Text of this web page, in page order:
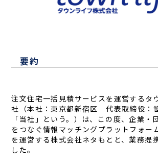
要約
注文住宅一括見積サービスを運営するタ
社（本社：東京都新宿区 代表取締役：
「当社」という。）は、この度、企業・
をつなぐ情報マッチングプラットフォー
を運営する株式会社ネタもとと、業務提
した。